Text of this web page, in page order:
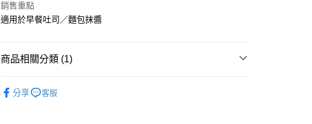
Apple Pay
Google Pay
銷售重點
適用於早餐吐司／麵包抹醬
商品相關分類 (1)
分享
客服